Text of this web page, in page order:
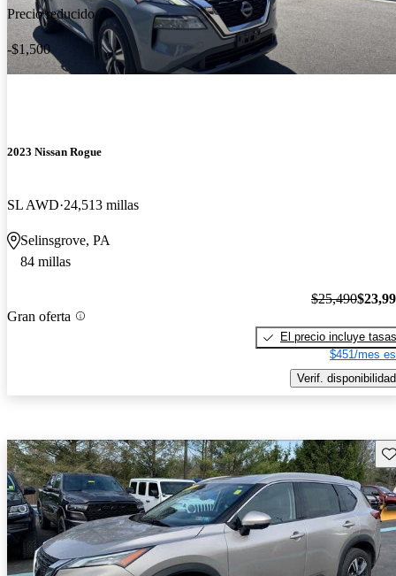
Precio reducido
-$1,500
2023 Nissan Rogue
SL AWD 24,513 millas
Selinsgrove, PA
84 millas
Gran oferta
$25,490
El precio incluye tasas
$451/mes
Verif. disponibilidad